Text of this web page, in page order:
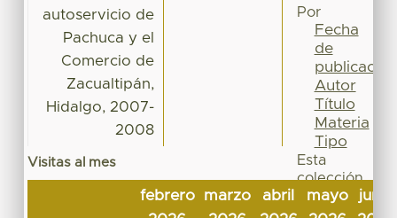
autoservicio de
Pachuca y el
Comercio de
Zacualtipán,
Hidalgo, 2007-
2008
Visitas al mes
febrero
marzo
abril
mayo
junio
Por
Fecha
de
publicación
Autor
Título
Materia
Tipo
Esta
colección
Fecha
de